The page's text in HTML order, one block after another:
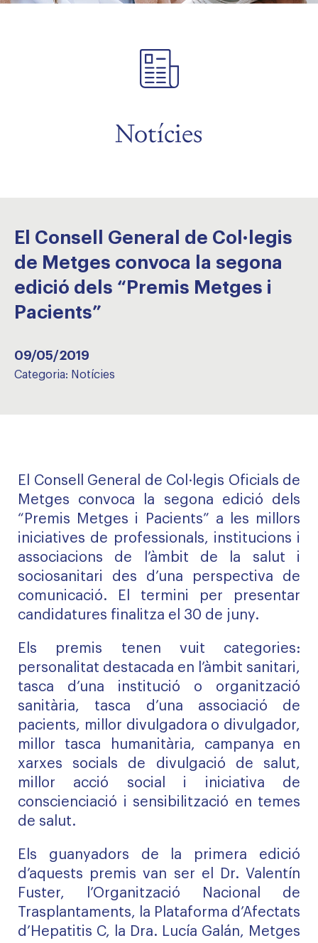
Notícies
El Consell General de Col·legis
de Metges convoca la segona
edició dels “Premis Metges i
Pacients”
09/05/2019
Categoria: Notícies
El Consell General de Col·legis Oficials de
Metges convoca la segona edició dels
“Premis Metges i Pacients” a les millors
iniciatives de professionals, institucions i
associacions de l’àmbit de la salut i
sociosanitari des d’una perspectiva de
comunicació. El termini per presentar
candidatures finalitza el 30 de juny.
Els premis tenen vuit categories:
personalitat destacada en l’àmbit sanitari,
tasca d’una institució o organització
sanitària, tasca d’una associació de
pacients, millor divulgadora o divulgador,
millor tasca humanitària, campanya en
xarxes socials de divulgació de salut,
millor acció social i iniciativa de
conscienciació i sensibilització en temes
de salut.
Els guanyadors de la primera edició
d’aquests premis van ser el Dr. Valentín
Fuster, l’Organització Nacional de
Trasplantaments, la Plataforma d’Afectats
d’Hepatitis C, la Dra. Lucía Galán, Metges